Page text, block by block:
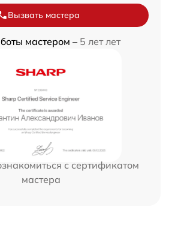
Вызвать мастера
мастером – 5 лет лет
с сертификатом
мастера